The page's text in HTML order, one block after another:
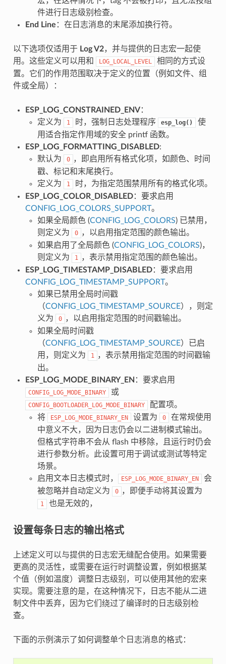
件进行日志级别检查。
End Line ：在日志消息的末尾添加换行符。
以下选项仅适用于 Log V2，并与提供的日志宏一起使
用。这些定义可以用和
LOG_LOCAL_LEVEL
相同的方式设
置。它们的作用范围取决于定义的位置（例如文件、组
件或全局）：
ESP_LOG_CONSTRAINED_ENV：
定义为
1 时，强制日志处理程序 esp_log()
使
用适合指定作用域的安全 printf 函数。
ESP_LOG_FORMATTING_DISABLED:
默认为
0 ，即启用所有格式化项，如颜色、时间
戳、标记和末尾换行。
定义为
1
时，为指定范围禁用所有的格式化项。
ESP_LOG_COLOR_DISABLED：要求启用
CONFIG_LOG_COLORS_SUPPORT。
如果全局颜色 (CONFIG_LOG_COLORS) 已禁用，
则定义为
0 ，以启用指定范围的颜色输出。
如果启用了全局颜色 (CONFIG_LOG_COLORS)，
则定义为
1 ，表示禁用指定范围的颜色输出。
ESP_LOG_TIMESTAMP_DISABLED：要求启用
CONFIG_LOG_TIMESTAMP_SUPPORT。
如果已禁用全局时间戳
（CONFIG_LOG_TIMESTAMP_SOURCE），则定
义为
0 ，以启用指定范围的时间戳输出。
如果全局时间戳
（CONFIG_LOG_TIMESTAMP_SOURCE）已启
用，则定义为
1 ，表示禁用指定范围的时间戳输
出。
ESP_LOG_MODE_BINARY_EN ：要求启用
CONFIG_LOG_MODE_BINARY 或
CONFIG_BOOTLOADER_LOG_MODE_BINARY
配置项。
将
ESP_LOG_MODE_BINARY_EN 设置为 0
在常规使用
中意义不大，因为日志仍会以二进制模式输出。
但格式字符串不会从 flash 中移除，且运行时仍会
进行参数分析。此设置可用于调试或测试等特定
场景。
启用文本日志模式时，
ESP_LOG_MODE_BINARY_EN
会
被忽略并自动定义为
0 ，即便手动将其设置为
1 也是无效的，
设置每条日志的输出格式
上述定义可以与提供的日志宏无缝配合使用。如果需要
更高的灵活性，或需要在运行时调整设置，例如根据某
个值（例如温度）调整日志级别，可以使用其他的宏来
实现。需要注意的是，在这种情况下，日志不能从二进
制文件中丢弃，因为它们绕过了编译时的日志级别检
查。
下面的示例演示了如何调整单个日志消息的格式：